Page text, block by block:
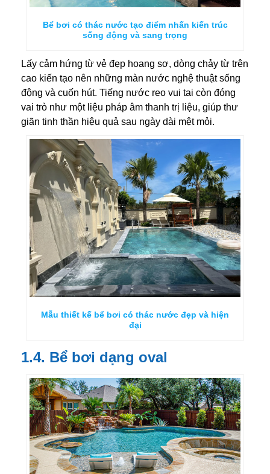
Bể bơi có thác nước tạo điểm nhấn kiến trúc
sống động và sang trọng
Lấy cảm hứng từ vẻ đẹp hoang sơ, dòng chảy từ trên
cao kiến tạo nên những màn nước nghệ thuật sống
động và cuốn hút. Tiếng nước reo vui tai còn đóng
vai trò như một liệu pháp âm thanh trị liệu, giúp thư
giãn tinh thần hiệu quả sau ngày dài mệt mỏi.
Mẫu thiết kế bể bơi có thác nước đẹp và hiện
đại
1.4. Bể bơi dạng oval